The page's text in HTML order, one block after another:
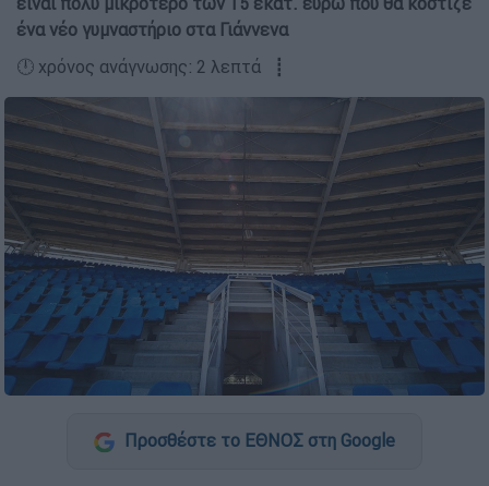
ένα νέο γυμναστήριο στα Γιάννενα
🕛 χρόνος ανάγνωσης: 2 λεπτά ┋
Προσθέστε το ΕΘΝΟΣ στη Google